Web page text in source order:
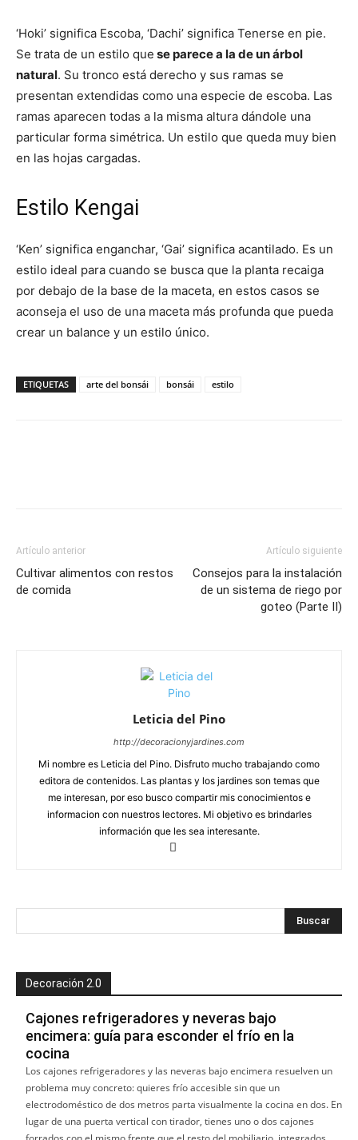
‘Hoki’ significa Escoba, ‘Dachi’ significa Tenerse en pie.
Se trata de un estilo que se parece a la de un árbol
natural. Su tronco está derecho y sus ramas se
presentan extendidas como una especie de escoba. Las
ramas aparecen todas a la misma altura dándole una
particular forma simétrica. Un estilo que queda muy bien
en las hojas cargadas.
Estilo Kengai
‘Ken’ significa enganchar, ‘Gai’ significa acantilado. Es un
estilo ideal para cuando se busca que la planta recaiga
por debajo de la base de la maceta, en estos casos se
aconseja el uso de una maceta más profunda que pueda
crear un balance y un estilo único.
ETIQUETAS arte del bonsái bonsái estilo
Artículo anterior
Cultivar alimentos con restos
de comida
Artículo siguiente
Consejos para la instalación
de un sistema de riego por
goteo (Parte II)
Leticia del Pino
http://decoracionyjardines.com
Mi nombre es Leticia del Pino. Disfruto mucho trabajando como
editora de contenidos. Las plantas y los jardines son temas que
me interesan, por eso busco compartir mis conocimientos e
informacion con nuestros lectores. Mi objetivo es brindarles
información que les sea interesante.
Decoración 2.0
Cajones refrigeradores y neveras bajo
encimera: guía para esconder el frío en la
cocina
Los cajones refrigeradores y las neveras bajo encimera resuelven un
problema muy concreto: quieres frío accesible sin que un
electrodoméstico de dos metros parta visualmente la cocina en dos. En
lugar de una puerta vertical con tirador, tienes uno o dos cajones